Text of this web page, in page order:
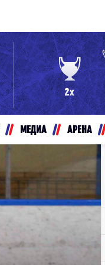
МЕДИА АРЕНА